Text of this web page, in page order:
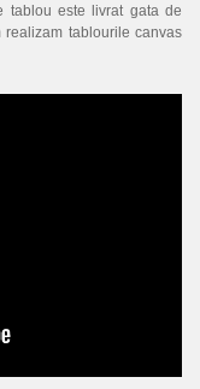
tablou este livrat gata de
tablourile canvas